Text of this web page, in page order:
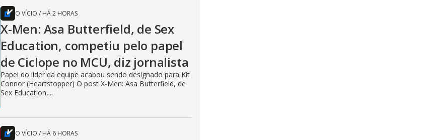
O VÍCIO / HÁ 2 HORAS
X-Men: Asa Butterfield, de Sex
Education, competiu pelo papel
de Ciclope no MCU, diz jornalista
Papel do líder da equipe acabou sendo designado para Kit
Connor (Heartstopper) O post X-Men: Asa Butterfield, de
Sex Education,...
O VÍCIO / HÁ 6 HORAS